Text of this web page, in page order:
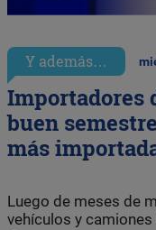
Y además…
Importadores
buen
más
Luego de meses de
vehículos y